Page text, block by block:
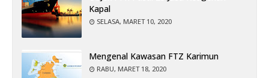
Kapal
SELASA, MARET 10, 2020
Mengenal Kawasan FTZ Karimun
RABU, MARET 18, 2020